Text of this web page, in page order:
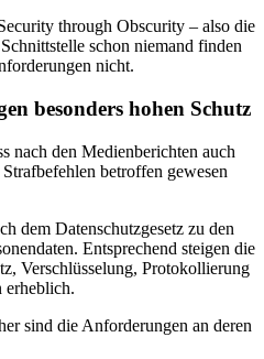
through Obscurity – also die
schon niemand finden
nicht.
besonders hohen Schutz
nach den Medienberichten auch
betroffen gewesen
dem Datenschutzgesetz zu den
Entsprechend steigen die
Verschlüsselung, Protokollierung
erheblich.
sind die Anforderungen an deren